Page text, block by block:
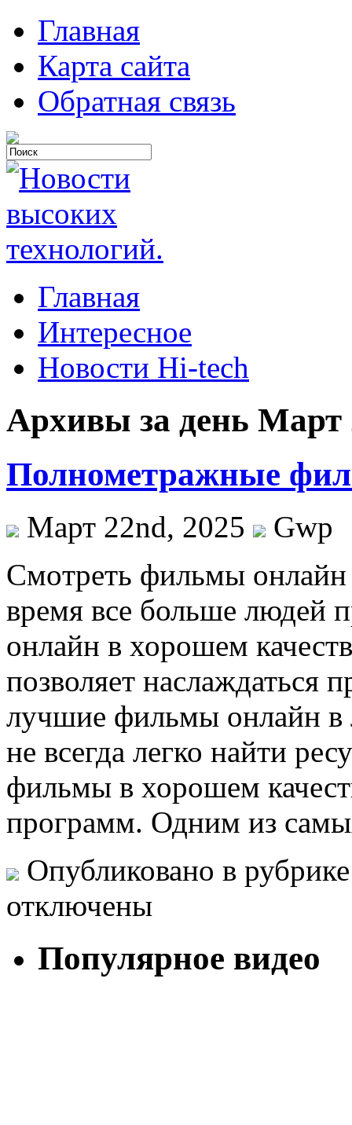
Главная
Карта сайта
Обратная связь
Главная
Интересное
Новости Hi-tech
Архивы за день Март
Полнометражные
Март 22nd, 2025
Gwp
Смoтрeть фильмы
время все больше людей
онлайн в хорошем
позволяет
лучшие фильмы онлайн в
не всегда легко найти
фильмы в хорошем
программ. Одним из
Опубликовано в
отключены
Популярное видео